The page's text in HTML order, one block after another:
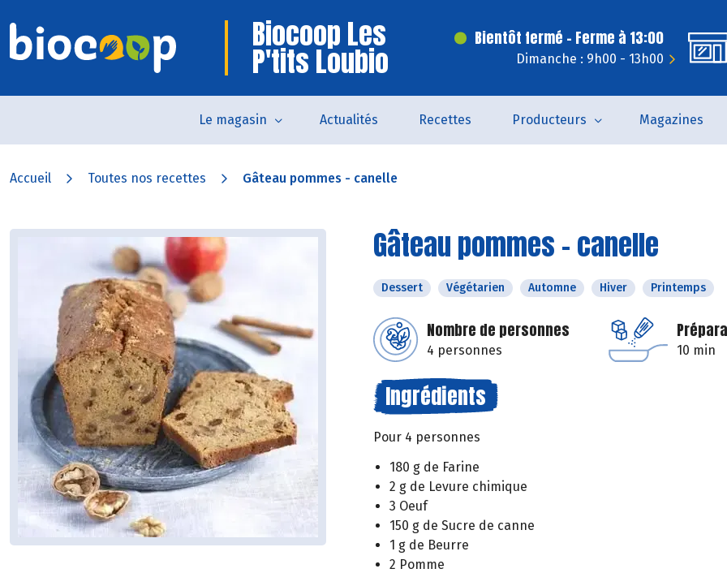
Biocoop Les
P'tits Loubio
Bientôt fermé - Ferme à 13:00
Dimanche : 9h00 - 13h00
Le magasin Actualités Recettes Producteurs Magazines
Accueil Toutes nos recettes Gâteau pommes - canelle
Gâteau pommes - canelle
Dessert Végétarien Automne Hiver Printemps
Nombre de personnes
4 personnes 10 min
Ingrédients
Pour 4 personnes
180 g de Farine
2 g de Levure chimique
3 Oeuf
150 g de Sucre de canne
1 g de Beurre
2 Pomme